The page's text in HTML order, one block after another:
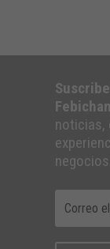
noticias,
negocios.